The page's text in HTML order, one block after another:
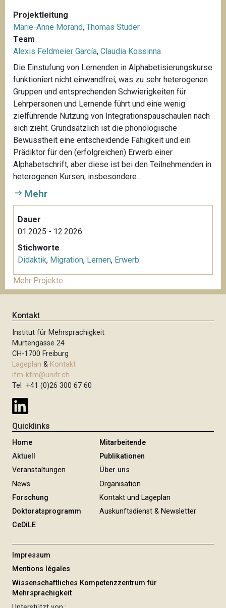
Projektleitung
Marie-Anne Morand, Thomas Studer
Team
Alexis Feldmeier García, Claudia Kossinna
Die Einstufung von Lernenden in Alphabetisierungskurse
funktioniert nicht einwandfrei, was zu sehr heterogenen
Gruppen und entsprechenden Schwierigkeiten für
Lehrpersonen und Lernende führt und eine wenig
zielführende Nutzung von Integrationspauschaulen nach
sich zieht. Grundsätzlich ist die phonologische
Bewusstheit eine entscheidende Fähigkeit und ein
Prädiktor für den (erfolgreichen) Erwerb einer
Alphabetschrift, aber diese ist bei den Teilnehmenden in
heterogenen Kursen, insbesondere...
Mehr
Dauer
01.2025 - 12.2026
Stichworte
Didaktik, Migration, Lernen, Erwerb
Mehr Projekte
Kontakt
Institut für Mehrsprachigkeit
Murtengasse 24
CH-1700 Freiburg
Lageplan & Kontakt
ifm-kfm@unifr.ch
Tel +41 (0)26 300 67 60
Quicklinks
Home
Aktuell
Veranstaltungen
News
Forschung
Doktoratsprogramm
CeDiLE
Mitarbeitende
Publikationen
Über uns
Organisation
Kontakt und Lageplan
Auskunftsdienst & Newsletter
Impressum
Mentions légales
Wissenschaftliches Kompetenzzentrum für
Mehrsprachigkeit